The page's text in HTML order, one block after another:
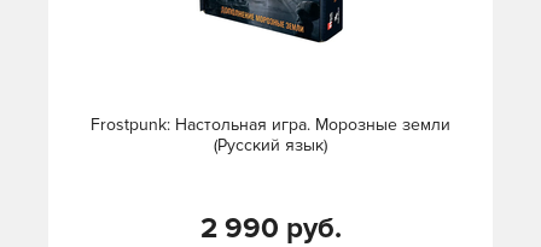
Frostpunk: Настольная игра. Морозные земли
(Русский язык)
2 990 руб.